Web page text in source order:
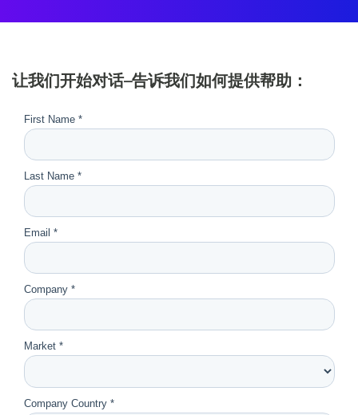
让我们开始对话–告诉我们如何提供帮助：